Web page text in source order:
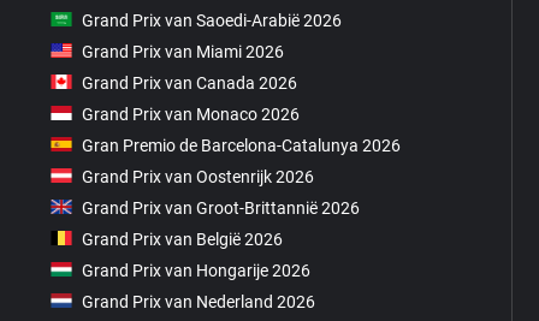
Grand Prix van Saoedi-Arabië 2026
Grand Prix van Miami 2026
Grand Prix van Canada 2026
Grand Prix van Monaco 2026
Gran Premio de Barcelona-Catalunya 2026
Grand Prix van Oostenrijk 2026
Grand Prix van Groot-Brittannië 2026
Grand Prix van België 2026
Grand Prix van Hongarije 2026
Grand Prix van Nederland 2026